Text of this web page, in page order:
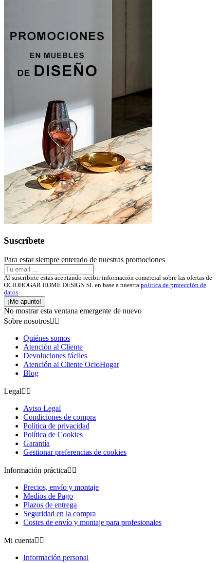
Suscríbete
Para estar siempre enterado de nuestras promociones
Al suscribirte estas aceptando recibir información comercial sobre las ofertas de
OCIOHOGAR HOME DESIGN SL en base a nuestra política de protección de
datos
¡Me apunto!
No mostrar esta ventana emergente de nuevo
Sobre nosotros 
Quiénes somos
Atención al Cliente
Devoluciones fáciles
Atención al Cliente OcioHogar
Blog
Legal 
Aviso Legal
Condiciones de compra
Política de privacidad
Política de Cookies
Garantía
Gestionar preferencias de cookies
Información práctica 
Precios, envío y montaje
Medios de Pago
Plazos de entrega
Seguridad en la compra
Costes de envío y montaje para profesionales
Mi cuenta 
Información personal